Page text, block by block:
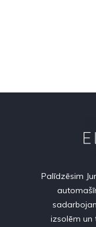
Palīdzēsim
izsolēm un